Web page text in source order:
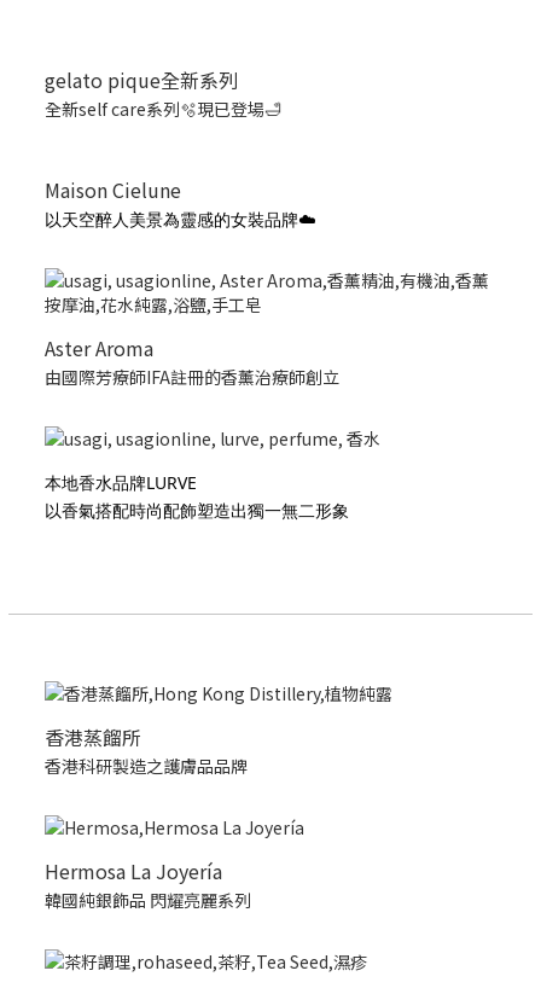
gelato pique全新系列
全新self care系列🫧現已登場🛁
Maison Cielune
以天空醉人美景為靈感的女裝品牌☁️
Aster Aroma
由國際芳療師IFA註冊的香薰治療師創立
本地香水品牌LURVE
以香氣搭配時尚配飾塑造出獨一無二形象
香港蒸餾所
香港科研製造之護膚品品牌
Hermosa La Joyería
韓國純銀飾品 閃耀亮麗系列